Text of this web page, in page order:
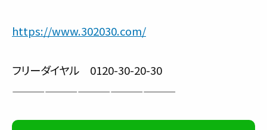
https://www.302030.com/
フリーダイヤル 0120-30-20-30
———————————————